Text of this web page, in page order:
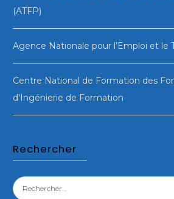
(ATFP)
Agence Nationale pour l’Emploi et le
Centre National de Formation des
d'Ingénierie de Formation
Rechercher
Rechercher :